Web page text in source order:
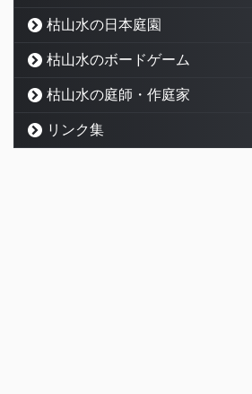
枯山水の日本庭園
枯山水のボードゲーム
枯山水の庭師・作庭家
リンク集